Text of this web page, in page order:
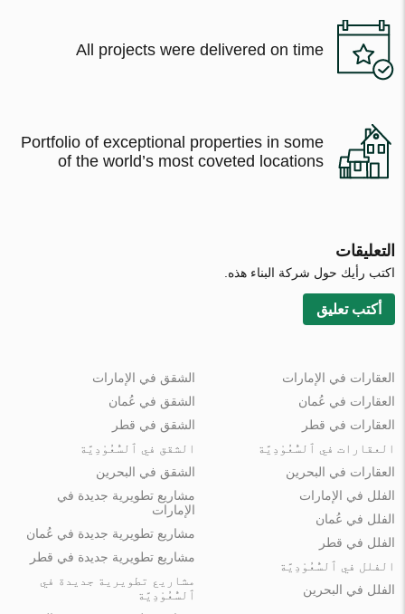
All projects were delivered on time
Portfolio of exceptional properties in some
of the world’s most coveted locations
التعليقات
اكتب رأيك حول شركة البناء هذه.
أكتب تعليق
العقارات في الإمارات
العقارات في عُمان
العقارات في قطر
العقارات في ٱلسُّعُوْدِيَّة
العقارات في البحرين
الشقق في الإمارات
الشقق في عُمان
الشقق في قطر
الشقق في ٱلسُّعُوْدِيَّة
الشقق في البحرين
الفلل في الإمارات
الفلل في عُمان
الفلل في قطر
الفلل في ٱلسُّعُوْدِيَّة
الفلل في البحرين
مشاريع تطويرية جديدة في
الإمارات
مشاريع تطويرية جديدة في عُمان
مشاريع تطويرية جديدة في قطر
مشاريع تطويرية جديدة في
ٱلسُّعُوْدِيَّة